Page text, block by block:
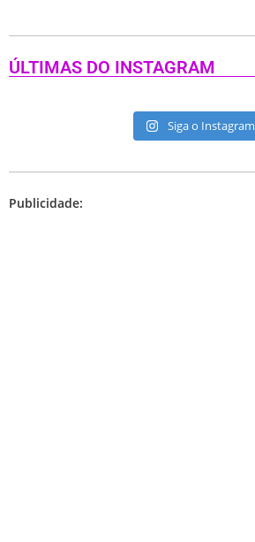
ÚLTIMAS DO INSTAGRAM
Siga o Instagram
Publicidade: